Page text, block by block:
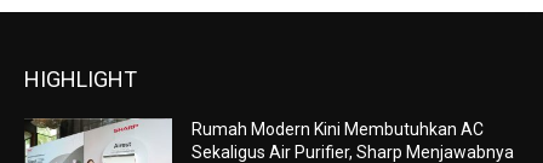
HIGHLIGHT
Rumah Modern Kini Membutuhkan AC
Sekaligus Air Purifier, Sharp Menjawabnya